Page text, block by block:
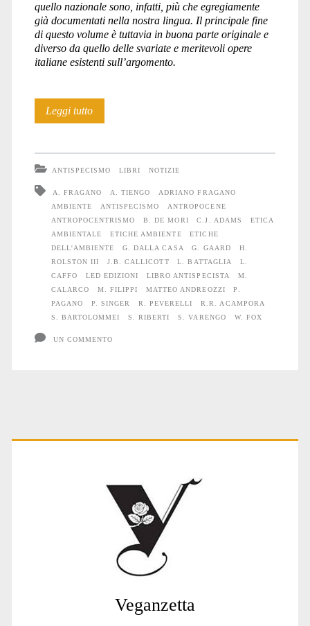
quello nazionale sono, infatti, più che egregiamente
già documentati nella nostra lingua. Il principale fine
di questo volume è tuttavia in buona parte originale e
diverso da quello delle svariate e meritevoli opere
italiane esistenti sull’argomento.
Leggi tuttoEtiche
prospettive
ANTISPECISMO LIBRI NOTIZIE
A. FRAGANO A. TIENGO
ADRIANO FRAGANO
AMBIENTE
ANTISPECISMO
ANTROPOCENE
ANTROPOCENTRISMO
B. DE MORI C.J. ADAMS
ETICA
AMBIENTALE
ETICHE AMBIENTE
ETICHE
DELL'AMBIENTE
G. DALLA CASA G. GAARD
H.
ROLSTON III
J.B. CALLICOTT L. BATTAGLIA
L.
CAFFO
LED EDIZIONI LIBRO ANTISPECISTA
M.
CALARCO
M. FILIPPI MATTEO ANDREOZZI
P.
PAGANO
P. SINGER R. PEVERELLI
R.R. ACAMPORA
S. BARTOLOMMEI
S. RIBERTI S. VARENGO W. FOX
UN COMMENTO
Primary
Veganzetta